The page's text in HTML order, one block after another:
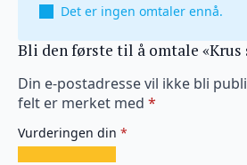
Det er ingen omtaler ennå.
Bli den første til å omtale
Din e-postadresse vil ikke bli
felt er merket med *
Vurderingen din *